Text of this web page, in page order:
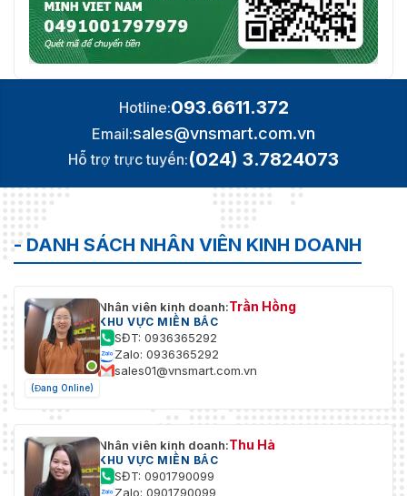
Hotline:093.6611.372
Email:sales@vnsmart.com.vn
Hỗ trợ trực tuyến:(024) 3.7824073
- DANH SÁCH NHÂN VIÊN KINH DOANH
(Đang Online)
Nhân viên kinh doanh:Trần Hồng
KHU VỰC MIỀN BẮC
SĐT: 0936365292
Zalo: 0936365292
sales01@vnsmart.com.vn
Nhân viên kinh doanh:Thu Hà
KHU VỰC MIỀN BẮC
SĐT: 0901790099
Zalo: 0901790099